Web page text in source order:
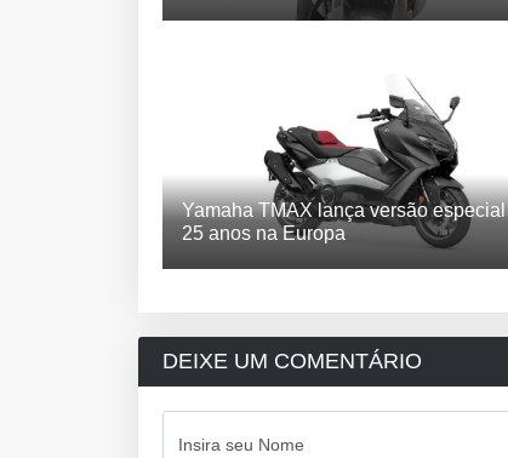
Yamaha TMAX lança versão
25 anos na Europa
DEIXE UM COMENTÁRIO
Insira seu Nome